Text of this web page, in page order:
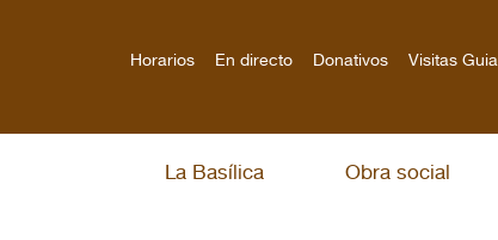
Horarios En directo Donativos Visitas
La Basílica Obra social